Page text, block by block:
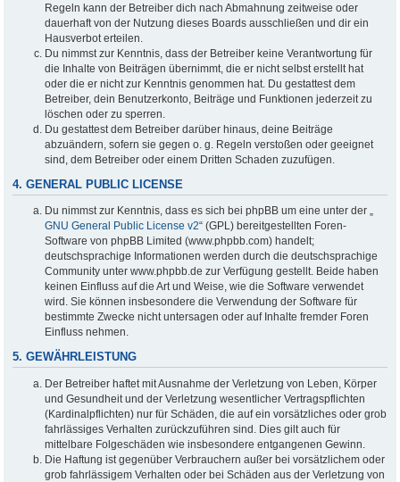
Regeln kann der Betreiber dich nach Abmahnung zeitweise oder
dauerhaft von der Nutzung dieses Boards ausschließen und dir ein
Hausverbot erteilen.
Du nimmst zur Kenntnis, dass der Betreiber keine Verantwortung für
die Inhalte von Beiträgen übernimmt, die er nicht selbst erstellt hat
oder die er nicht zur Kenntnis genommen hat. Du gestattest dem
Betreiber, dein Benutzerkonto, Beiträge und Funktionen jederzeit zu
löschen oder zu sperren.
Du gestattest dem Betreiber darüber hinaus, deine Beiträge
abzuändern, sofern sie gegen o. g. Regeln verstoßen oder geeignet
sind, dem Betreiber oder einem Dritten Schaden zuzufügen.
4. GENERAL PUBLIC LICENSE
Du nimmst zur Kenntnis, dass es sich bei phpBB um eine unter der „
GNU General Public License v2“ (GPL) bereitgestellten Foren-
Software von phpBB Limited (www.phpbb.com) handelt;
deutschsprachige Informationen werden durch die deutschsprachige
Community unter www.phpbb.de zur Verfügung gestellt. Beide haben
keinen Einfluss auf die Art und Weise, wie die Software verwendet
wird. Sie können insbesondere die Verwendung der Software für
bestimmte Zwecke nicht untersagen oder auf Inhalte fremder Foren
Einfluss nehmen.
5. GEWÄHRLEISTUNG
Der Betreiber haftet mit Ausnahme der Verletzung von Leben, Körper
und Gesundheit und der Verletzung wesentlicher Vertragspflichten
(Kardinalpflichten) nur für Schäden, die auf ein vorsätzliches oder grob
fahrlässiges Verhalten zurückzuführen sind. Dies gilt auch für
mittelbare Folgeschäden wie insbesondere entgangenen Gewinn.
Die Haftung ist gegenüber Verbrauchern außer bei vorsätzlichem oder
grob fahrlässigem Verhalten oder bei Schäden aus der Verletzung von